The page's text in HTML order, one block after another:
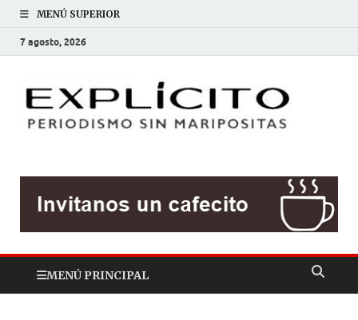
MENÚ SUPERIOR
7 agosto, 2026
MENÚ PRINCIPAL